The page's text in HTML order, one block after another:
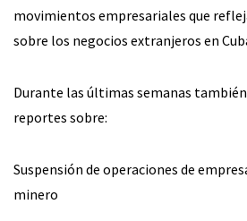
movimientos empresariales que
sobre los negocios extranjeros en
Durante las últimas semanas
reportes sobre:
Suspensión de operaciones de
minero